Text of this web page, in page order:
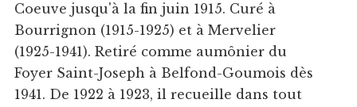
Coeuve jusqu'à la fin juin 1915. Curé à
Bourrignon (1915-1925) et à Mervelier
(1925-1941). Retiré comme aumônier du
Foyer Saint-Joseph à Belfond-Goumois dès
1941. De 1922 à 1923, il recueille dans tout